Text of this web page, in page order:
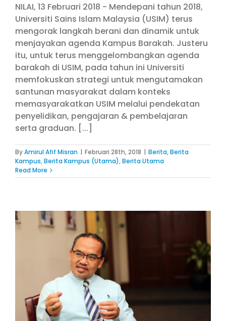
NILAI, 13 Februari 2018 - Mendepani tahun 2018,
Universiti Sains Islam Malaysia (USIM) terus
mengorak langkah berani dan dinamik untuk
menjayakan agenda Kampus Barakah. Justeru
itu, untuk terus menggelombangkan agenda
barakah di USIM, pada tahun ini Universiti
memfokuskan strategi untuk mengutamakan
santunan masyarakat dalam konteks
memasyarakatkan USIM melalui pendekatan
penyelidikan, pengajaran & pembelajaran
serta graduan. [...]
ByAmirul Afif Misran | Februari 28th, 2018 | Berita,Berita
Kampus,Berita Kampus (Utama),Berita Utama
Read More